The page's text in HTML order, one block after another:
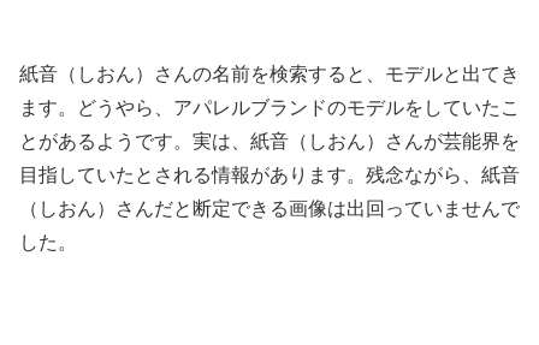
紙音（しおん）さんの名前を検索すると、モデルと出てき
ます。どうやら、アパレルブランドのモデルをしていたこ
とがあるようです。実は、紙音（しおん）さんが芸能界を
目指していたとされる情報があります。残念ながら、紙音
（しおん）さんだと断定できる画像は出回っていませんで
した。